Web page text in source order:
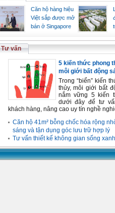
Căn hộ hàng hiệu
Việt sắp được mở
bán ở Singapore
Tư vấn
5 kiến thức phong
môi giới bất động
Trong “biển” kiến
thủy, môi giới bất
nắm vững 5 kiến
dưới đây để tư
khách hàng, nâng cao uy tín nghề
Căn hộ 41m² bỗng chốc hóa rộng
sáng và tận dụng góc lưu trữ hợp lý
Tư vấn thiết kế không gian sống